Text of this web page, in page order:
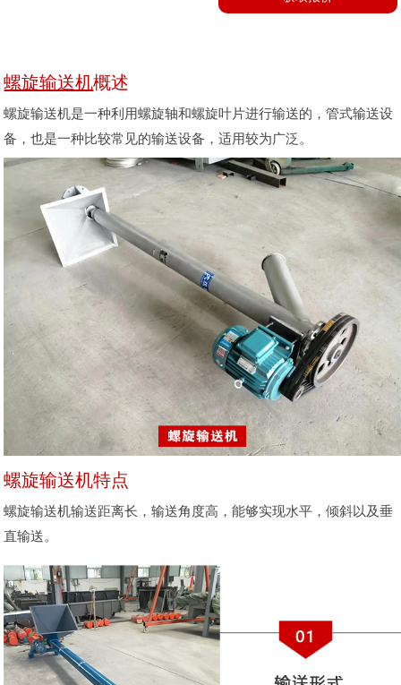
螺旋输送机概述
螺旋输送机是一种利用螺旋轴和螺旋叶片进行输送的，管式输送设
备，也是一种比较常见的输送设备，适用较为广泛。
螺旋输送机特点
螺旋输送机输送距离长，输送角度高，能够实现水平，倾斜以及垂
直输送。